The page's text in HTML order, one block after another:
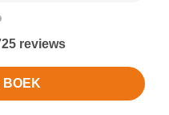
reviews
BOEK